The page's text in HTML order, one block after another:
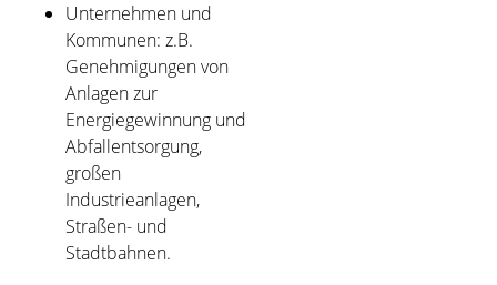
Unternehmen und
Kommunen: z.B.
Genehmigungen von
Anlagen zur
Energiegewinnung und
Abfallentsorgung,
großen
Industrieanlagen,
Straßen- und
Stadtbahnen.